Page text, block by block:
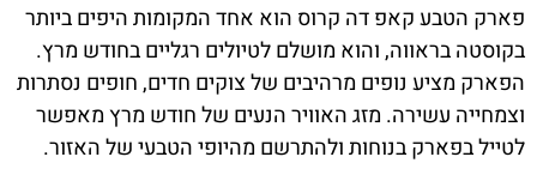
פארק הטבע קאפ דה קרוס הוא אחד המקומות היפים ביותר
בקוסטה בראווה, והוא מושלם לטיולים רגליים בחודש מרץ.
הפארק מציע נופים מרהיבים של צוקים חדים, חופים נסתרות
וצמחייה עשירה. מזג האוויר הנעים של חודש מרץ מאפשר
לטייל בפארק בנוחות ולהתרשם מהיופי הטבעי של האזור.